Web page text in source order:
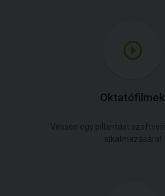
Oktatófilmek